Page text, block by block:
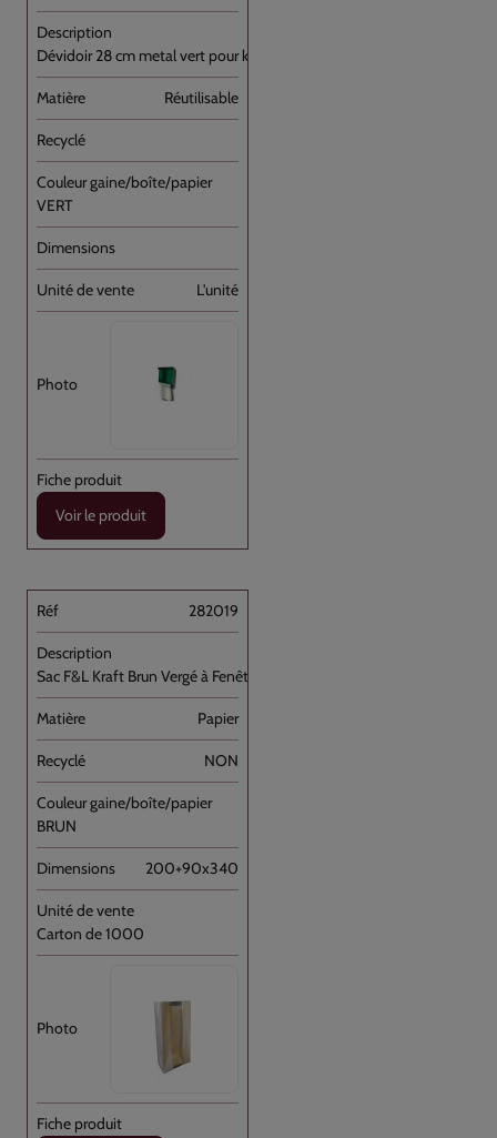
Dévidoir 28 cm metal vert pour knot bag
Réutilisable
VERT
L'unité
Voir le produit
282019
Sac F&L Kraft Brun Vergé à Fenêtre [...]
Papier
NON
BRUN
200+90x340
Carton de 1000